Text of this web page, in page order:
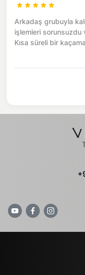
Arkadaş grubuyla
işlemleri sorunsuzdu
Kısa süreli bir